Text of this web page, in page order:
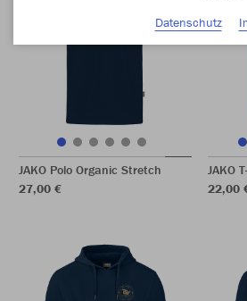
JAKO Polo Organic Stretch
27,00 €
JAKO
22,00
Datenschutz